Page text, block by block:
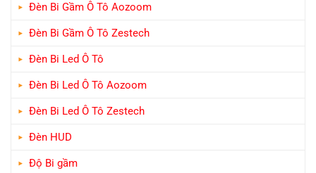
Đèn Bi Gầm Ô Tô Aozoom
Đèn Bi Gầm Ô Tô Zestech
Đèn Bi Led Ô Tô
Đèn Bi Led Ô Tô Aozoom
Đèn Bi Led Ô Tô Zestech
Đèn HUD
Độ Bi gầm